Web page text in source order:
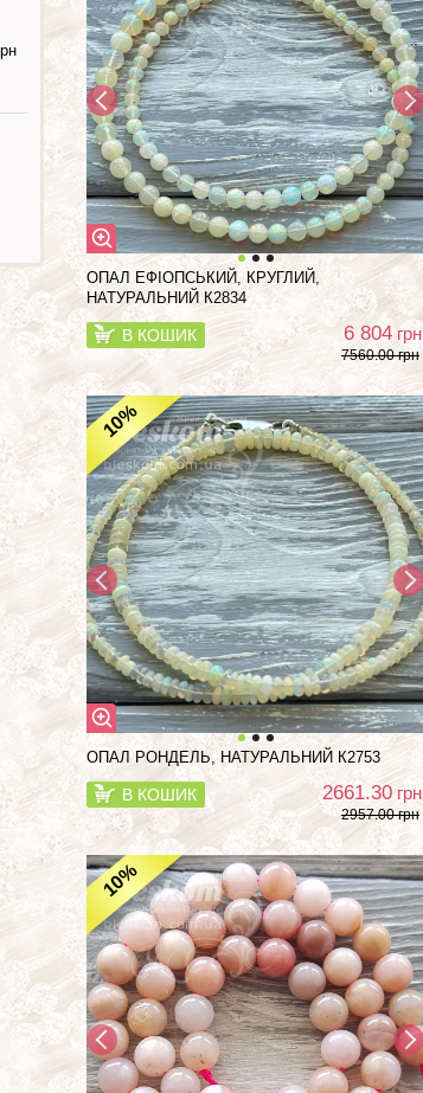
ОПАЛ ЕФІОПСЬКИЙ, КРУГЛИЙ,
НАТУРАЛЬНИЙ К2834
В КОШИК 6 804 грн
7560.00 грн
10%
ОПАЛ РОНДЕЛЬ, НАТУРАЛЬНИЙ К2753
В КОШИК 2661.30 грн
2957.00 грн
10%